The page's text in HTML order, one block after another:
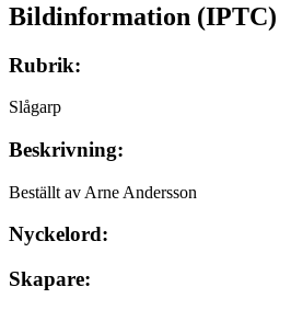
Bildinformation (IPTC)
Rubrik:
Slågarp
Beskrivning:
Beställt av Arne Andersson
Nyckelord:
Skapare: